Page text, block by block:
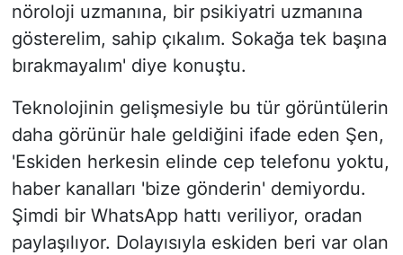
nöroloji uzmanına, bir psikiyatri uzmanına
gösterelim, sahip çıkalım. Sokağa tek başına
bırakmayalım' diye konuştu.
Teknolojinin gelişmesiyle bu tür görüntülerin
daha görünür hale geldiğini ifade eden Şen,
'Eskiden herkesin elinde cep telefonu yoktu,
haber kanalları 'bize gönderin' demiyordu.
Şimdi bir WhatsApp hattı veriliyor, oradan
paylaşılıyor. Dolayısıyla eskiden beri var olan